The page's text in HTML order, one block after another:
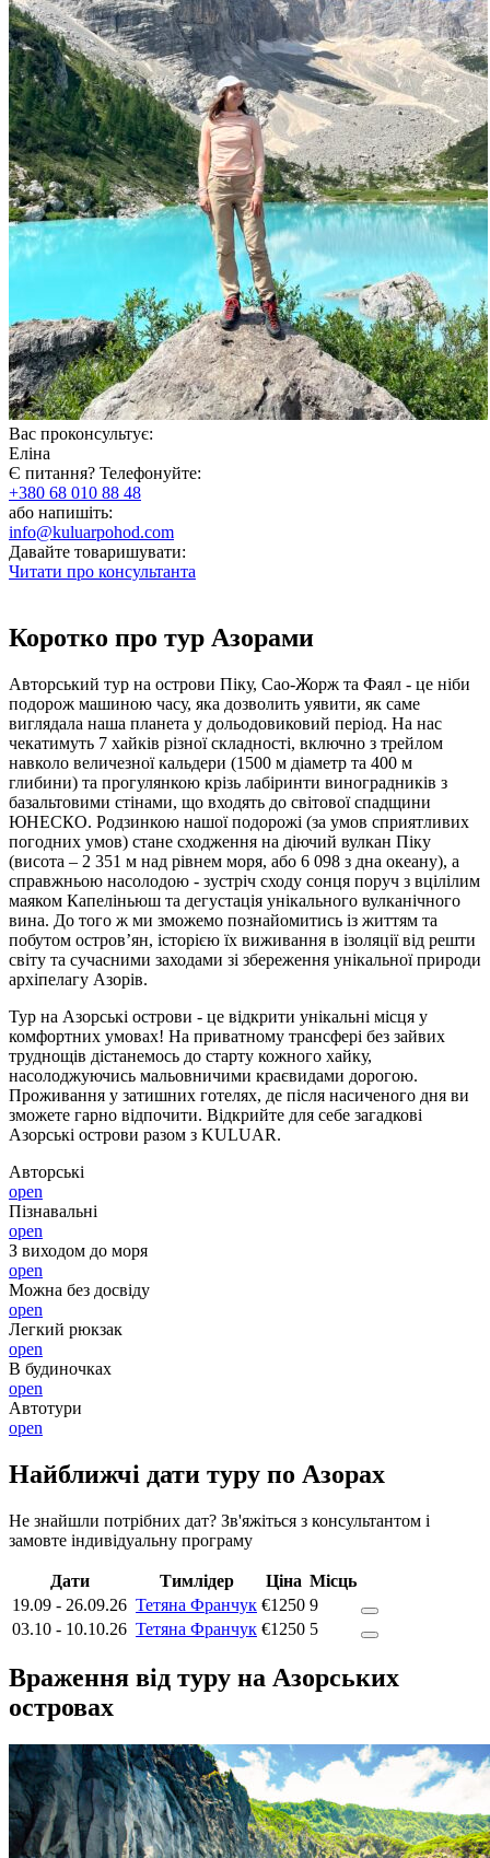
Вас проконсультує:
Еліна
Є питання? Телефонуйте:
+380 68 010 88 48
або напишіть:
info@kuluarpohod.com
Давайте товаришувати:
Читати про консультанта
Коротко про тур Азорами
Авторський тур на острови Піку, Сао-Жорж та Фаял - це ніби
подорож машиною часу, яка дозволить уявити, як саме
виглядала наша планета у дольодовиковий період. На нас
чекатимуть 7 хайків різної складності, включно з трейлом
навколо величезної кальдери (1500 м діаметр та 400 м
глибини) та прогулянкою крізь лабіринти виноградників з
базальтовими стінами, що входять до світової спадщини
ЮНЕСКО. Родзинкою нашої подорожі (за умов сприятливих
погодних умов) стане сходження на діючий вулкан Піку
(висота – 2 351 м над рівнем моря, або 6 098 з дна океану), а
справжньою насолодою - зустріч сходу сонця поруч з вцілілим
маяком Капеліньюш та дегустація унікального вулканічного
вина. До того ж ми зможемо познайомитись із життям та
побутом остров’ян, історією їх виживання в ізоляції від решти
світу та сучасними заходами зі збереження унікальної природи
архіпелагу Азорів.
Тур на Азорські острови - це відкрити унікальні місця у
комфортних умовах! На приватному трансфері без зайвих
труднощів дістанемось до старту кожного хайку,
насолоджуючись мальовничими краєвидами дорогою.
Проживання у затишних готелях, де після насиченого дня ви
зможете гарно відпочити. Відкрийте для себе загадкові
Азорські острови разом з KULUAR.
Авторські
open
Пізнавальні
open
З виходом до моря
open
Можна без досвіду
open
Легкий рюкзак
open
В будиночках
open
Автотури
open
Найближчі дати туру по Азорах
Не знайшли потрібних дат? Зв'яжіться з консультантом і
замовте індивідуальну програму
Дати Тимлідер Ціна Місць
19.09 - 26.09.26 Тетяна Франчук €1250 9
03.10 - 10.10.26 Тетяна Франчук €1250 5
Враження від туру на Азорських
островах